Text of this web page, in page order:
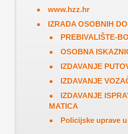
www.hzz.hr
IZRADA OSOBNIH
PREBIVALIŠTE-
OSOBNA
IZDAVANJE
IZDAVANJE
IZDAVANJE
MATICA
Policijske uprave